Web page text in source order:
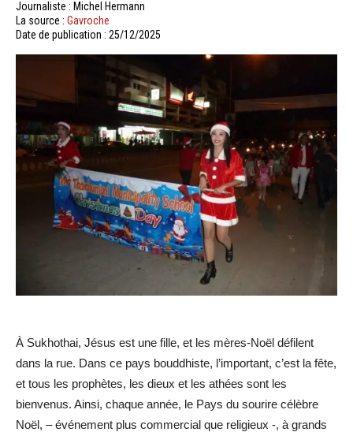
Journaliste : Michel Hermann
La source : Gavroche
Date de publication : 25/12/2025
À Sukhothai, Jésus est une fille, et les mères-Noël défilent
dans la rue. Dans ce pays bouddhiste, l’important, c’est la fête,
et tous les prophètes, les dieux et les athées sont les
bienvenus. Ainsi, chaque année, le Pays du sourire célèbre
Noël, – événement plus commercial que religieux -, à grands